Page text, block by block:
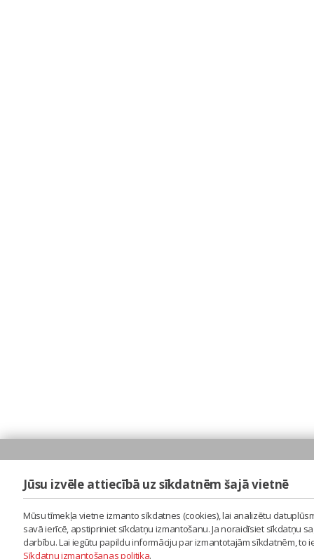
Jūsu izvēle attiecībā uz sīkdatnēm šajā vietnē
Mūsu tīmekļa vietne izmanto sīkdatnes (cookies), lai analizētu
savā ierīcē, apstipriniet sīkdatņu izmantošanu. Ja noraidīsiet sīkdatņu
darbību. Lai iegūtu papildu informāciju par izmantotajām sīkdatnēm,
Sīkdatņu izmantošanas politika.